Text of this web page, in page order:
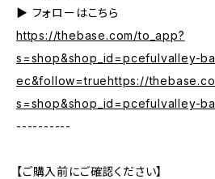
▶︎ フォローはこちら
https://thebase.com/to_app?
s=shop&shop_id=pcefulvalley-
ec&follow=truehttps://
s=shop&shop_id=pcefulvalley-
----------
【ご購入前にご確認ください】